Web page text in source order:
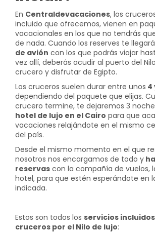
En Centraldevacaciones, los
incluido que ofrecemos, vienen en
vacacionales en los que no tendrás
de nada. Cuando los reserves te
de avión con los que podrás viajar
vez allí, deberás acudir al puerto del
crucero y disfrutar de Egipto.
Los cruceros suelen durar entre unos 4
dependiendo del paquete que elijas.
crucero termine, te dejaremos 3
hotel de lujo en el Cairo para que
vacaciones relajándote en el mismo
del país.
Desde el mismo momento en el que
nosotros nos encargamos de todo y
reservas con la compañía de vuelos,
hotel, para que estén esperándote en
indicada.
Estos son todos los servicios
cruceros por el Nilo de lujo: